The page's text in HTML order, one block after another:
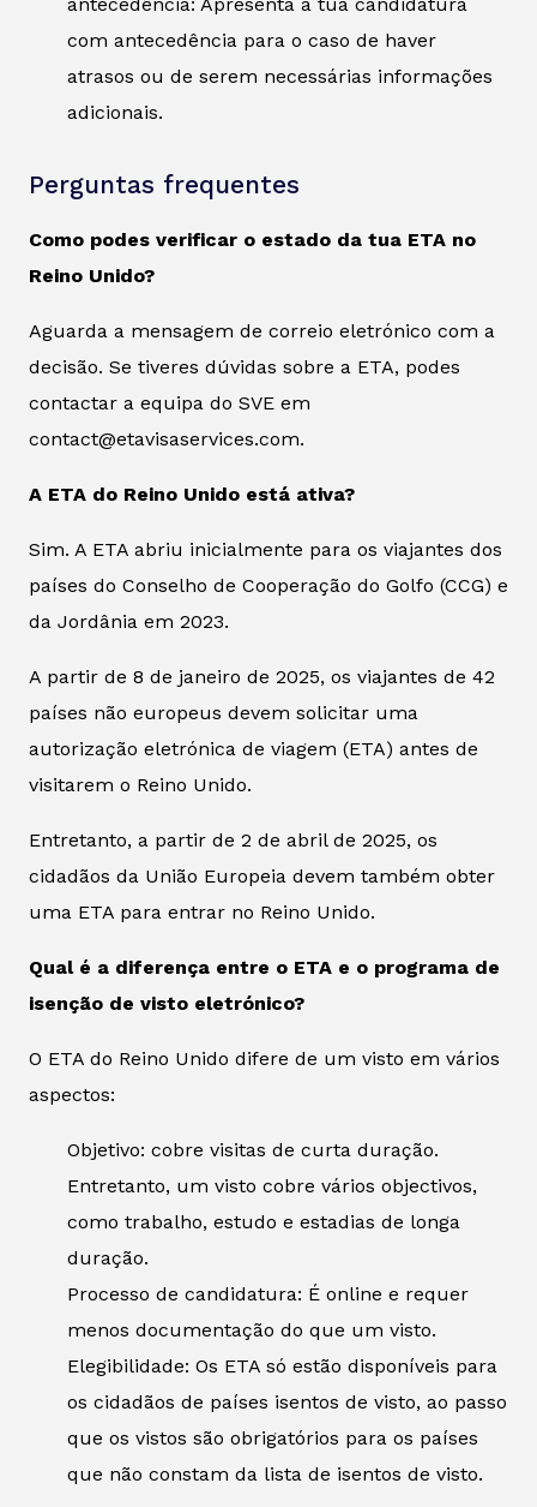
com antecedência para o caso de haver
atrasos ou de serem necessárias informações
adicionais.
Perguntas frequentes
Como podes verificar o estado da tua ETA no
Reino Unido?
Aguarda a mensagem de correio eletrónico com a
decisão. Se tiveres dúvidas sobre a ETA, podes
contactar a equipa do SVE em
contact@etavisaservices.com.
A ETA do Reino Unido está ativa?
Sim. A ETA abriu inicialmente para os viajantes dos
países do Conselho de Cooperação do Golfo (CCG) e
da Jordânia em 2023.
A partir de 8 de janeiro de 2025, os viajantes de 42
países não europeus devem solicitar uma
autorização eletrónica de viagem (ETA) antes de
visitarem o Reino Unido.
Entretanto, a partir de 2 de abril de 2025, os
cidadãos da União Europeia devem também obter
uma ETA para entrar no Reino Unido.
Qual é a diferença entre o ETA e o programa de
isenção de visto eletrónico?
O ETA do Reino Unido difere de um visto em vários
aspectos:
Objetivo: cobre visitas de curta duração.
Entretanto, um visto cobre vários objectivos,
como trabalho, estudo e estadias de longa
duração.
Processo de candidatura: É online e requer
menos documentação do que um visto.
Elegibilidade: Os ETA só estão disponíveis para
os cidadãos de países isentos de visto, ao passo
que os vistos são obrigatórios para os países
que não constam da lista de isentos de visto.